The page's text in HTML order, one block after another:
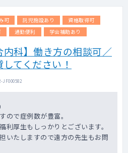
可 託児施設あり
資格取得可
通勤便利 学会補助あり
内科】働き方の相談可／
てください！
JF000582
ので症例数が豊富。
利厚生もしっかりとございます。
いたしますので遠方の先生もお問